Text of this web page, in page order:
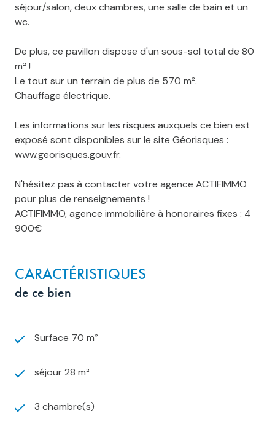
séjour/salon, deux chambres, une salle de bain et un
wc.
De plus, ce pavillon dispose d'un sous-sol total de 80
m² !
Le tout sur un terrain de plus de 570 m².
Chauffage électrique.
Les informations sur les risques auxquels ce bien est
exposé sont disponibles sur le site Géorisques :
www.georisques.gouv.fr.
N'hésitez pas à contacter votre agence ACTIFIMMO
pour plus de renseignements !
ACTIFIMMO, agence immobilière à honoraires fixes : 4
900€
CARACTÉRISTIQUES
de ce bien
Surface 70 m²
séjour 28 m²
3 chambre(s)